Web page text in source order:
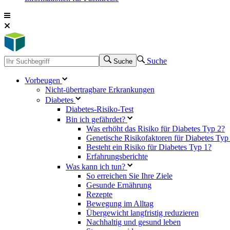
Suche Suche
Vorbeugen
Nicht-übertragbare Erkrankungen
Diabetes
Diabetes-Risiko-Test
Bin ich gefährdet?
Was erhöht das Risiko für Diabetes Typ 2?
Genetische Risikofaktoren für Diabetes Typ
Besteht ein Risiko für Diabetes Typ 1?
Erfahrungsberichte
Was kann ich tun?
So erreichen Sie Ihre Ziele
Gesunde Ernährung
Rezepte
Bewegung im Alltag
Übergewicht langfristig reduzieren
Nachhaltig und gesund leben